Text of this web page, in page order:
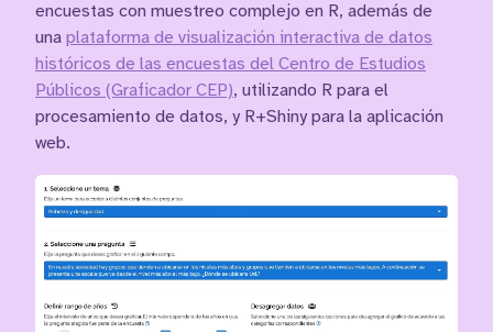
encuestas con muestreo complejo en R, además de
una plataforma de visualización interactiva de datos
históricos de las encuestas del Centro de Estudios
Públicos (Graficador CEP), utilizando R para el
procesamiento de datos, y R+Shiny para la aplicación
web.